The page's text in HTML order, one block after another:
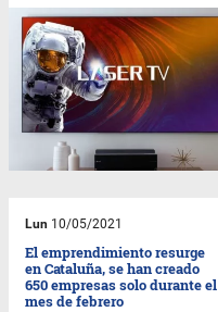
Lun 10/05/2021
El emprendimiento resurge
en Cataluña, se han creado
650 empresas solo durante el
mes de febrero